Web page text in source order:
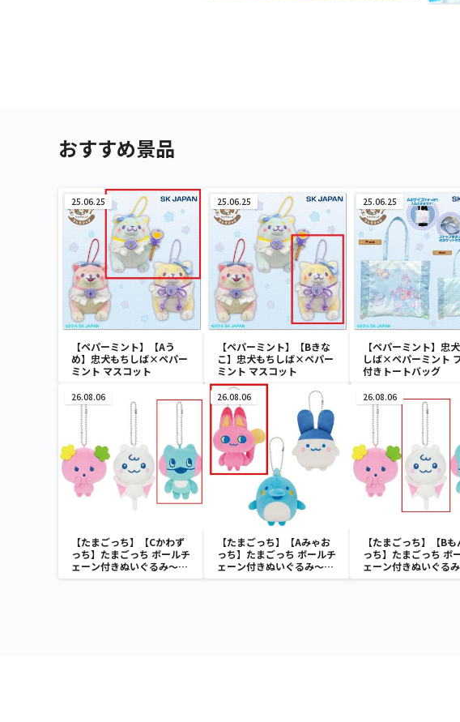
おすすめ景品
25.06.25
【ペパーミント】【Aう
め】忠犬もちしば×ペパー
ミント マスコット
25.06.25
【ペパーミント】【Bきな
こ】忠犬もちしば×ペパー
ミント マスコット
25.06.25
【ペパーミント】忠
しば×ペパーミント
付きトートバッグ
26.08.06
【たまごっち】【Cかわず
っち】たまごっち ボールチ
ェーン付きぬいぐるみ～
Tamagotchi Paradise～
26.08.06
【たまごっち】【Aみゃお
っち】たまごっち ボールチ
ェーン付きぬいぐるみ～
Tamagotchi Paradise～
26.08.06
【たまごっち】【B
っち】たまごっち ボ
ェーン付きぬいぐる
Tamagotchi